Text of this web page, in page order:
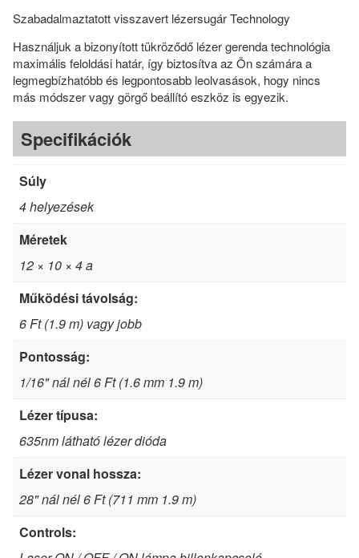
Szabadalmaztatott visszavert lézersugár Technology
Használjuk a bizonyított tükröződő lézer gerenda technológia
maximális feloldási határ, így biztosítva az Ön számára a
legmegbízhatóbb és legpontosabb leolvasások, hogy nincs
más módszer vagy görgő beállító eszköz is egyezik.
Specifikációk
Súly
4 helyezések
Méretek
12 × 10 × 4 a
Működési távolság:
6 Ft (1.9 m) vagy jobb
Pontosság:
1/16" nál nél 6 Ft (1.6 mm 1.9 m)
Lézer típusa:
635nm látható lézer dióda
Lézer vonal hossza:
28" nál nél 6 Ft (711 mm 1.9 m)
Controls: